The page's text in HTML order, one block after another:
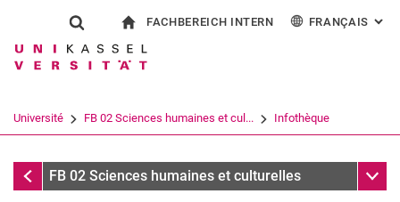
Jump directly to: content
Jump directly to: search
Jump directly to: main
Show search form
Search term
Search (opens an external link in a
FACHBEREICH INTERN FRANÇAIS :
Italiano
Université FB 02 Sciences humaines et cul... Infothèque
Infothèque
FB 02 Sciences humaines et culturelles Sub